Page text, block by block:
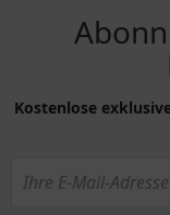
Kostenlose